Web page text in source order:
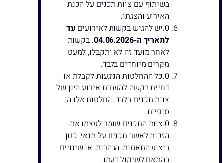
בשיתוף עם צוות תכנים על הכנת
האירוע והצגתו.
יש להגיש בקשות לאירועים עד
לתאריך ה-04.06.2026
. בקשות
לאחר מועד זה לא יתקבלו, למעט
מקרים מיוחדים בלבד.
כל ההחלטות הנוגעות לקבלת או
דחיית בקשה להעברת אירוע הינן של
צוות תכנים בלבד. החלטות אלו הן
סופיות.
צוות התכנים שומר לעצמו את
הזכות לאשר תכנים על תנאי, כגון
ביצוע התאמות, הבהרות, או שינויים
בהתאם לשיקול דעתו.